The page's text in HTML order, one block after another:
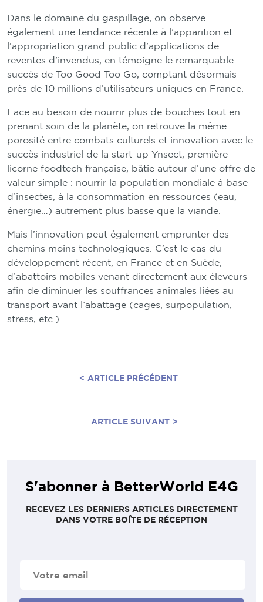
Dans le domaine du gaspillage, on observe
également une tendance récente à l’apparition et
l’appropriation grand public d’applications de
reventes d’invendus, en témoigne le remarquable
succès de Too Good Too Go, comptant désormais
près de 10 millions d’utilisateurs uniques en France.
Face au besoin de nourrir plus de bouches tout en
prenant soin de la planète, on retrouve la même
porosité entre combats culturels et innovation avec le
succès industriel de la start-up Ynsect, première
licorne foodtech française, bâtie autour d’une offre de
valeur simple : nourrir la population mondiale à base
d’insectes, à la consommation en ressources (eau,
énergie…) autrement plus basse que la viande.
Mais l’innovation peut également emprunter des
chemins moins technologiques. C’est le cas du
développement récent, en France et en Suède,
d’abattoirs mobiles venant directement aux éleveurs
afin de diminuer les souffrances animales liées au
transport avant l’abattage (cages, surpopulation,
stress, etc.).
< ARTICLE PRÉCÉDENT
ARTICLE SUIVANT >
S'abonner à BetterWorld E4G
RECEVEZ LES DERNIERS ARTICLES DIRECTEMENT
DANS VOTRE BOÎTE DE RÉCEPTION
mail